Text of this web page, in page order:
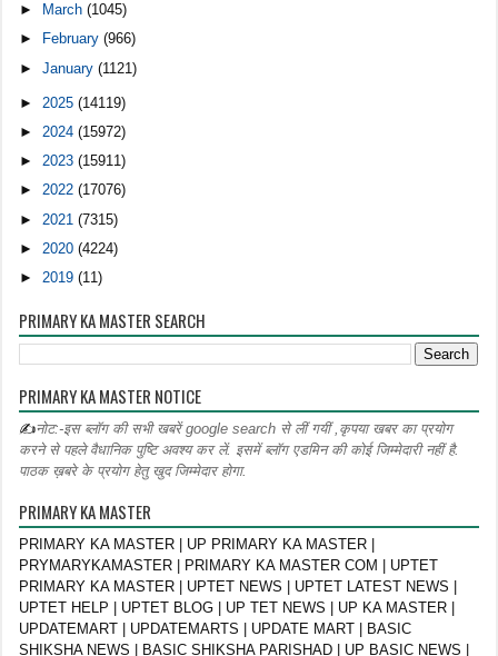
►
March(1045)
►
February(966)
►January(1121)
► 2025(14119)
►2024(15972)
►2023(15911)
►2022(17076)
► 2021(7315)
► 2020(4224)
►2019(11)
PRIMARY KA MASTER SEARCH
PRIMARY KA MASTER NOTICE
✍नोट:-इस ब्लॉग की सभी खबरें google search से लीं गयीं ,कृपया खबर का प्रयोग
करने से पहले वैधानिक पुष्टि अवश्य कर लें. इसमें ब्लॉग एडमिन की कोई जिम्मेदारी नहीं है.
पाठक ख़बरे के प्रयोग हेतु खुद जिम्मेदार होगा.
PRIMARY KA MASTER
PRIMARY KA MASTER | UP PRIMARY KA MASTER |
PRYMARYKAMASTER | PRIMARY KA MASTER COM | UPTET
PRIMARY KA MASTER | UPTET NEWS | UPTET LATEST NEWS |
UPTET HELP | UPTET BLOG | UP TET NEWS | UP KA MASTER |
UPDATEMART | UPDATEMARTS | UPDATE MART | BASIC
SHIKSHA NEWS | BASIC SHIKSHA PARISHAD | UP BASIC NEWS |